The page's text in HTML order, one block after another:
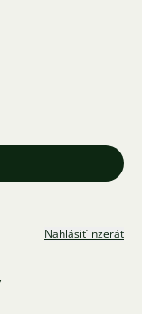
Nahlásiť inzerát